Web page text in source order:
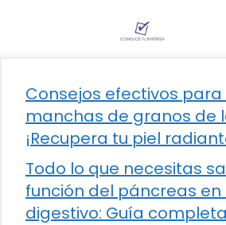
Consejos efectivos
manchas de granos de
¡Recupera tu piel
Todo lo que necesitas
función del páncreas
digestivo: Guía completa